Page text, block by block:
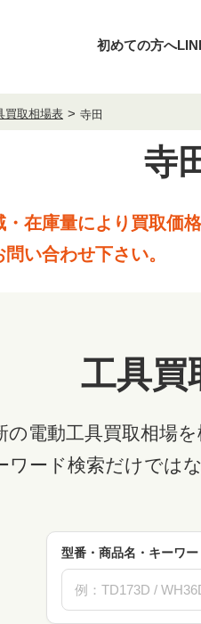
初めての方へ
買取相場表 寺田
寺
・在庫量により買取価
問い合わせ下さい。
工具買
の電動工具買取相場を
ワード検索だけでは
型番・商品名・キーワー